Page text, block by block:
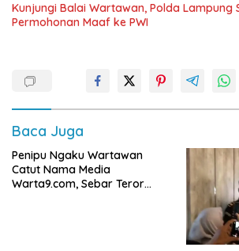
Kunjungi Balai Wartawan, Polda Lampung
Permohonan Maaf ke PWI
Baca Juga
Penipu Ngaku Wartawan
Catut Nama Media
Warta9.com, Sebar Teror